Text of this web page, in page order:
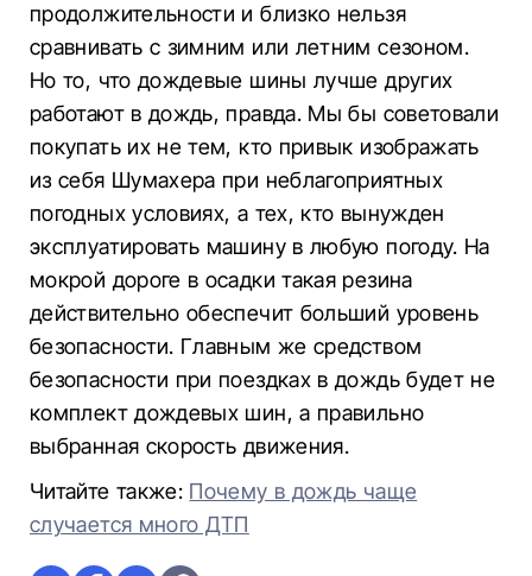
продолжительности и близко нельзя
сравнивать с зимним или летним сезоном.
Но то, что дождевые шины лучше других
работают в дождь, правда. Мы бы советовали
покупать их не тем, кто привык изображать
из себя Шумахера при неблагоприятных
погодных условиях, а тех, кто вынужден
эксплуатировать машину в любую погоду. На
мокрой дороге в осадки такая резина
действительно обеспечит больший уровень
безопасности. Главным же средством
безопасности при поездках в дождь будет не
комплект дождевых шин, а правильно
выбранная скорость движения.
Читайте также: Почему в дождь чаще
случается много ДТП